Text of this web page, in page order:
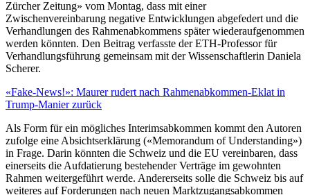
Zürcher Zeitung» vom Montag, dass mit einer
Zwischenvereinbarung negative Entwicklungen abgefedert und die
Verhandlungen des Rahmenabkommens später wiederaufgenommen
werden könnten. Den Beitrag verfasste der ETH-Professor für
Verhandlungsführung gemeinsam mit der Wissenschaftlerin Daniela
Scherer.
«Fake-News!»: Maurer rudert nach Rahmenabkommen-Eklat in
Trump-Manier zurück
Als Form für ein mögliches Interimsabkommen kommt den Autoren
zufolge eine Absichtserklärung («Memorandum of Understanding»)
in Frage. Darin könnten die Schweiz und die EU vereinbaren, dass
einerseits die Aufdatierung bestehender Verträge im gewohnten
Rahmen weitergeführt werde. Andererseits solle die Schweiz bis auf
weiteres auf Forderungen nach neuen Marktzugangsabkommen